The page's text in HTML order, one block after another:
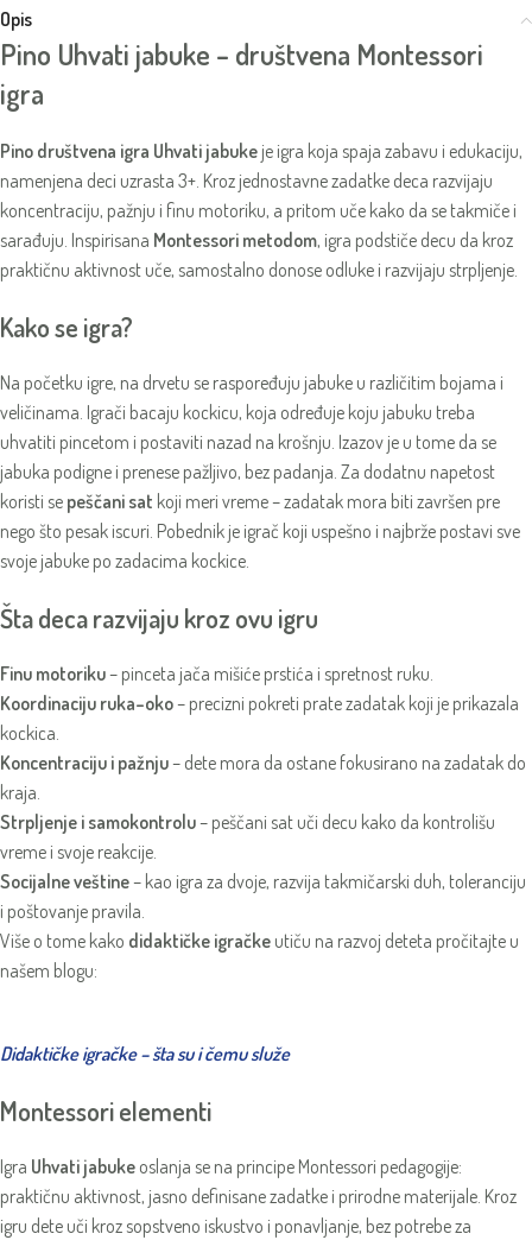
Opis
Pino Uhvati jabuke – društvena Montessori
igra
Pino društvena igra Uhvati jabuke je igra koja spaja zabavu i edukaciju,
namenjena deci uzrasta 3+. Kroz jednostavne zadatke deca razvijaju
koncentraciju, pažnju i finu motoriku, a pritom uče kako da se takmiče i
sarađuju. Inspirisana Montessori metodom, igra podstiče decu da kroz
praktičnu aktivnost uče, samostalno donose odluke i razvijaju strpljenje.
Kako se igra?
Na početku igre, na drvetu se raspoređuju jabuke u različitim bojama i
veličinama. Igrači bacaju kockicu, koja određuje koju jabuku treba
uhvatiti pincetom i postaviti nazad na krošnju. Izazov je u tome da se
jabuka podigne i prenese pažljivo, bez padanja. Za dodatnu napetost
koristi se peščani sat koji meri vreme – zadatak mora biti završen pre
nego što pesak iscuri. Pobednik je igrač koji uspešno i najbrže postavi sve
svoje jabuke po zadacima kockice.
Šta deca razvijaju kroz ovu igru
Finu motoriku– pinceta jača mišiće prstića i spretnost ruku.
Koordinaciju ruka–oko– precizni pokreti prate zadatak koji je prikazala
kockica.
Koncentraciju i pažnju– dete mora da ostane fokusirano na zadatak do
kraja.
Strpljenje i samokontrolu– peščani sat uči decu kako da kontrolišu
vreme i svoje reakcije.
Socijalne veštine– kao igra za dvoje, razvija takmičarski duh, toleranciju
i poštovanje pravila.
Više o tome kako didaktičke igračke utiču na razvoj deteta pročitajte u
našem blogu:
Didaktičke igračke – šta su i čemu služe
Montessori elementi
Igra Uhvati jabuke oslanja se na principe Montessori pedagogije:
praktičnu aktivnost, jasno definisane zadatke i prirodne materijale. Kroz
igru dete uči kroz sopstveno iskustvo i ponavljanje, bez potrebe za